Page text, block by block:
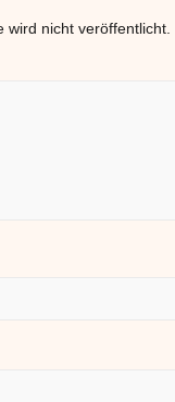
wird nicht veröffentlicht.